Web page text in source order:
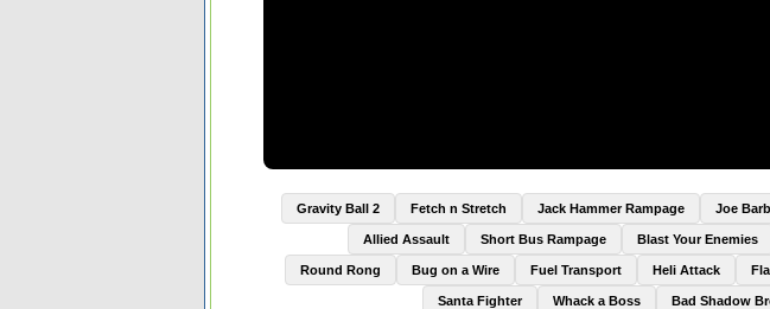
Joe
Jack Hammer Rampage
Fetch n Stretch
Gravity Ball 2
Blast Your Enemies
Short Bus Rampage
Allied Assault
Heli Attack
Fuel Transport
Bug on a Wire
Round Rong
Bad Shadow
Whack a Boss
Santa Fighter